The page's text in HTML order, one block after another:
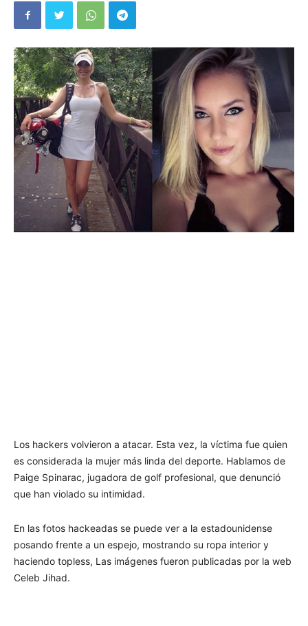
Los hackers volvieron a atacar. Esta vez, la víctima fue quien
es considerada la mujer más linda del deporte. Hablamos de
Paige Spinarac, jugadora de golf profesional, que denunció
que han violado su intimidad.
En las fotos hackeadas se puede ver a la estadounidense
posando frente a un espejo, mostrando su ropa interior y
haciendo topless, Las imágenes fueron publicadas por la web
Celeb Jihad.